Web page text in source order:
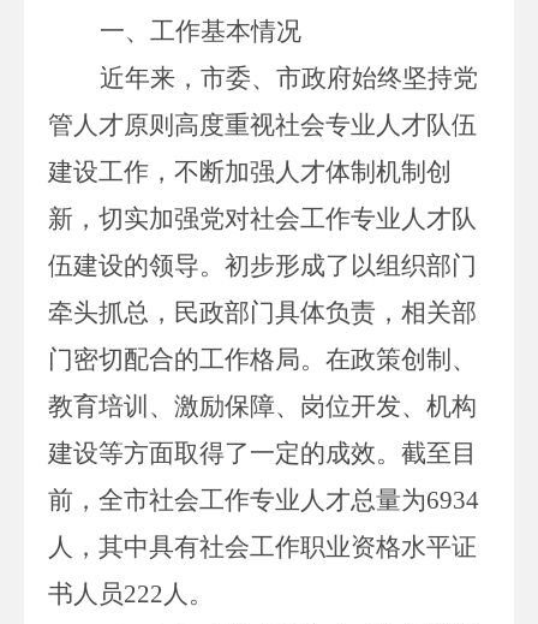
一、工作基本情况
近年来，市委、市政府始终坚持党
管人才原则高度重视社会专业人才队伍
建设工作，不断加强人才体制机制创
新，切实加强党对社会工作专业人才队
伍建设的领导。初步形成了以组织部门
牵头抓总，民政部门具体负责，相关部
门密切配合的工作格局。在政策创制、
教育培训、激励保障、岗位开发、机构
建设等方面取得了一定的成效。截至目
前，全市社会工作专业人才总量为6934
人，其中具有社会工作职业资格水平证
书人员222人。